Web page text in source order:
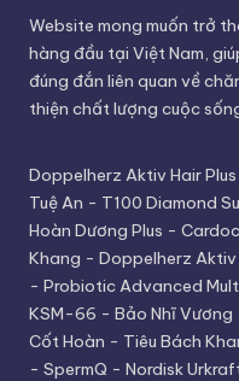
Website mong muốn trở
hàng đầu tại Việt Nam,
đúng đắn liên quan về
thiện chất lượng cuộc
Doppelherz Aktiv Hair Plus
Tuệ An - T100 Diamond
Hoàn Dương Plus -
Khang - Doppelherz
- Probiotic Advanced
KSM-66 - Bảo Nhĩ Vương
Cốt Hoàn - Tiêu Bách
- SpermQ - Nordisk